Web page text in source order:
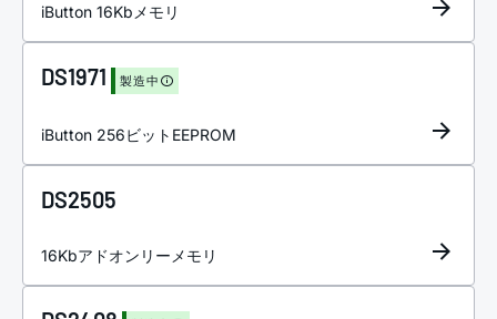
iButton 16Kbメモリ
DS1971 製造中
iButton 256ビットEEPROM
DS2505
16Kbアドオンリーメモリ